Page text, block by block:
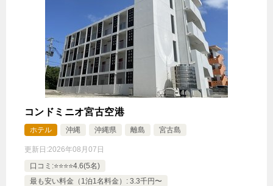
コンドミニオ宮古空港
ホテル 沖縄 沖縄県 離島 宮古島
更新日:2026年08月07日
口コミ:⭐️⭐️⭐️⭐️4.6(5名)
最も安い料金（1泊1名料金）: 3.3千円〜